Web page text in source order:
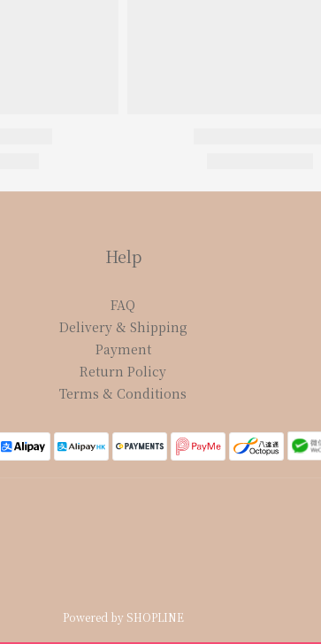
Help
FAQ
Delivery & Shipping
Payment
Return Policy
Terms & Conditions
Powered by SHOPLINE